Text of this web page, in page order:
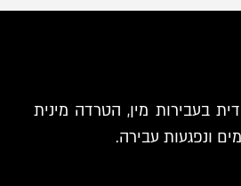
בעבירות מין, הטרדה מינית
ונפגעות עבירה.